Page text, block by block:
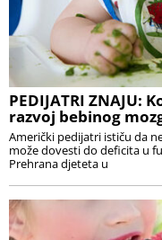
PEDIJATRI ZNAJU:
razvoj bebinog
Američki pedijatri ističu da
može dovesti do deficita u
Prehrana djeteta u